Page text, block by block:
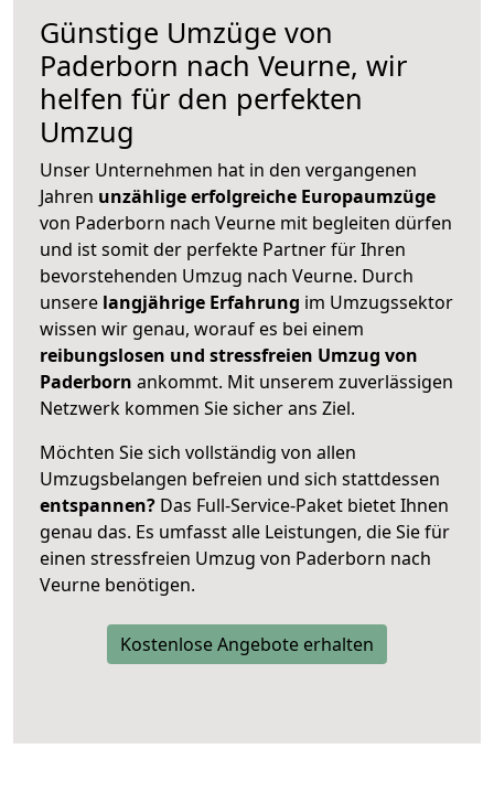
Günstige Umzüge von
Paderborn nach Veurne, wir
helfen für den perfekten
Umzug
Unser Unternehmen hat in den vergangenen
Jahren unzählige erfolgreiche Europaumzüge
von Paderborn nach Veurne mit begleiten dürfen
und ist somit der perfekte Partner für Ihren
bevorstehenden Umzug nach Veurne. Durch
unsere langjährige Erfahrung im Umzugssektor
wissen wir genau, worauf es bei einem
reibungslosen und stressfreien Umzug von
Paderborn ankommt. Mit unserem zuverlässigen
Netzwerk kommen Sie sicher ans Ziel.
Möchten Sie sich vollständig von allen
Umzugsbelangen befreien und sich stattdessen
entspannen? Das Full-Service-Paket bietet Ihnen
genau das. Es umfasst alle Leistungen, die Sie für
einen stressfreien Umzug von Paderborn nach
Veurne benötigen.
Kostenlose Angebote erhalten